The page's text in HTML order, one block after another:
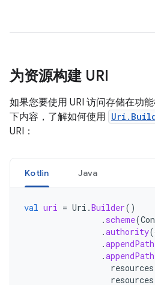
为资源构建 URI
如果您要使用 URI 访问存储在功
下内容，了解如何使用
URI：
Kotlin Java
val uri = Uri .Builder()
. scheme(
.authority(
.appendPath
.appendPath
resources
resources